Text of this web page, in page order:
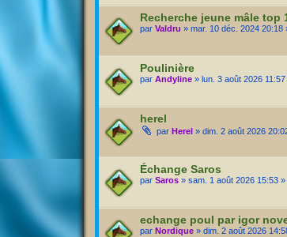
Recherche jeune mâle top
par Valdru » mar. 10 déc. 2024 20:18
Poulinière
par Andyline » lun. 3 août 2026
herel
par Herel » dim. 2 août 2026
Échange Saros
par Saros » sam. 1 août 2026 15:53 »
echange poul par igor
par Nordique » dim. 2 août 2026